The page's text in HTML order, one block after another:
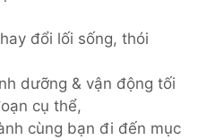
đổi lối sống, thói
dưỡng & vận động tối
cụ thể,
cùng bạn đi đến mục